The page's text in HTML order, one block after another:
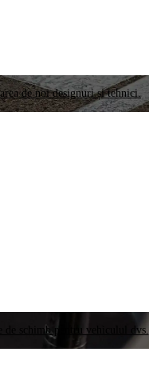
de noi designuri și tehnici.
de schimb pentru vehiculul dvs.